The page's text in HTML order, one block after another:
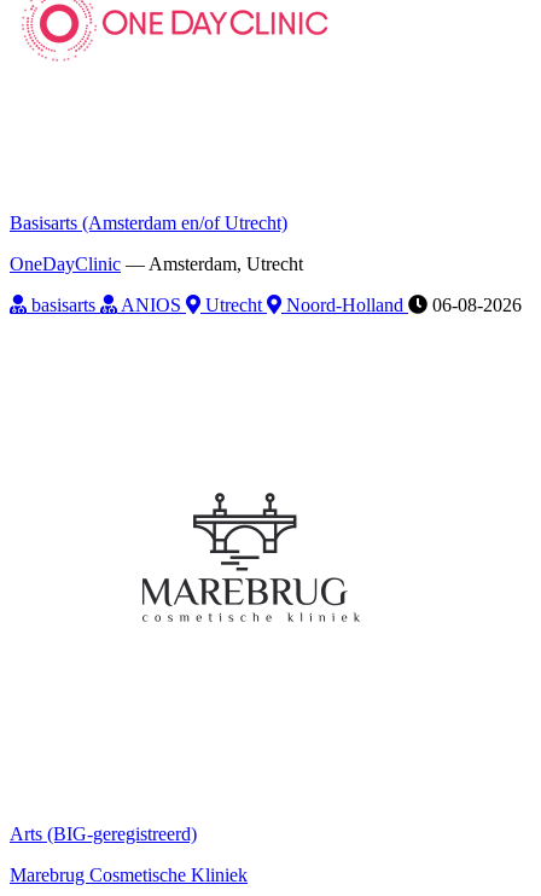
Basisarts (Amsterdam en/of Utrecht)
OneDayClinic — Amsterdam, Utrecht
basisarts
ANIOS Utrecht Noord-Holland 06-08-2026
Arts (BIG-geregistreerd)
Marebrug Cosmetische Kliniek